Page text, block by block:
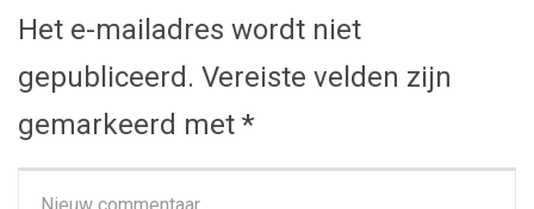
Het e-mailadres wordt niet
gepubliceerd. Vereiste velden zijn
gemarkeerd met *
Je